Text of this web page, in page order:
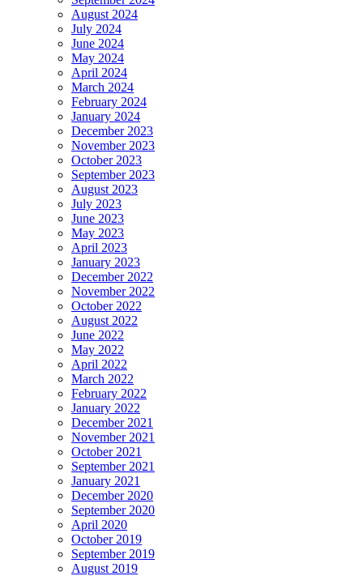
August 2024
July 2024
June 2024
May 2024
April 2024
March 2024
February 2024
January 2024
December 2023
November 2023
October 2023
September 2023
August 2023
July 2023
June 2023
May 2023
April 2023
January 2023
December 2022
November 2022
October 2022
August 2022
June 2022
May 2022
April 2022
March 2022
February 2022
January 2022
December 2021
November 2021
October 2021
September 2021
January 2021
December 2020
September 2020
April 2020
October 2019
September 2019
August 2019